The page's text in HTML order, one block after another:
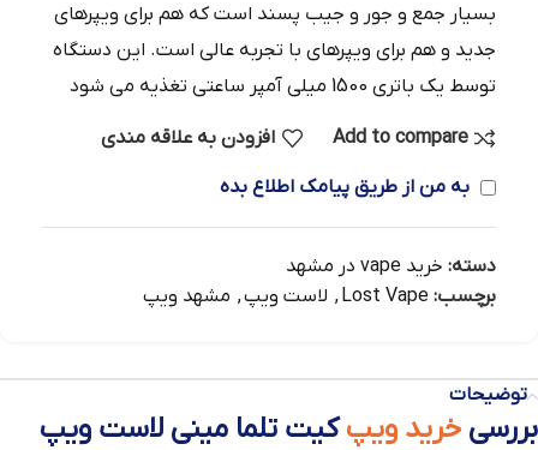
بسیار جمع و جور و جیب پسند است که هم برای ویپرهای
جدید و هم برای ویپرهای با تجربه عالی است. این دستگاه
توسط یک باتری 1500 میلی آمپر ساعتی تغذیه می شود
Add to compare افزودن به علاقه مندی
به من از طریق پیامک اطلاع بده
دسته: خرید vape در مشهد
برچسب: Lost Vape
, لاست ویپ, مشهد ویپ
توضیحات
بررسی خرید ویپکیت تلما مینی لاست ویپ